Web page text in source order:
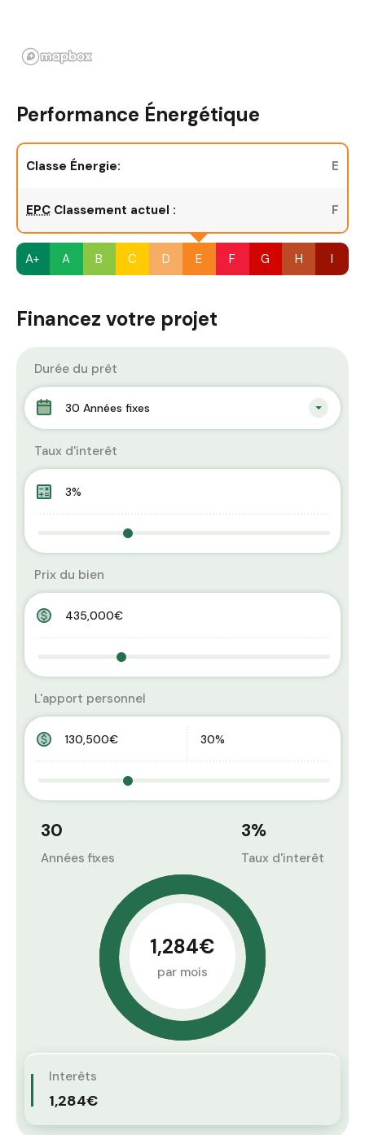
Performance Énergétique
Classe Énergie: E
EPC Classement actuel : F
A+ A B C D E F G H I
Financez votre projet
Durée du prêt
30 Années fixes
Taux d'interêt
Prix du bien
L'apport personnel
30
Années fixes
3%
Taux d'interêt
1,284€
par mois
Interêts
1,284€